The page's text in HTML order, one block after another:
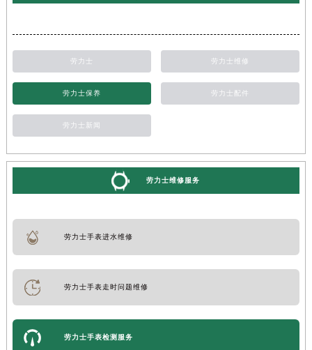
劳力士 劳力士维修
劳力士保养 劳力士配件
劳力士新闻
劳力士维修服务
劳力士手表进水维修
劳力士手表走时问题维修
劳力士手表检测服务